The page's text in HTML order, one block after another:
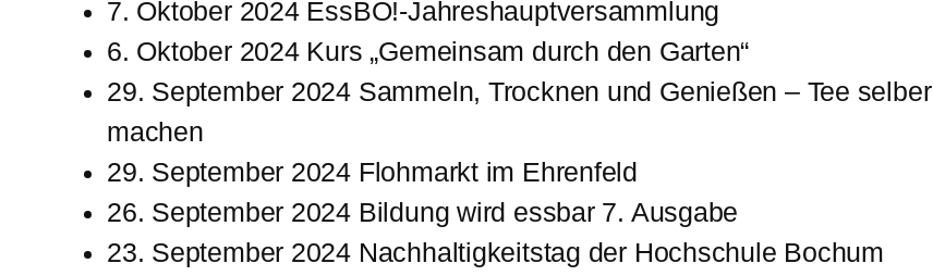
7. Oktober 2024 EssBO!-Jahreshauptversammlung
6. Oktober 2024 Kurs „Gemeinsam durch den Garten“
29. September 2024 Sammeln, Trocknen und Genießen – Tee selber
machen
29. September 2024 Flohmarkt im Ehrenfeld
26. September 2024 Bildung wird essbar 7. Ausgabe
23. September 2024 Nachhaltigkeitstag der Hochschule Bochum